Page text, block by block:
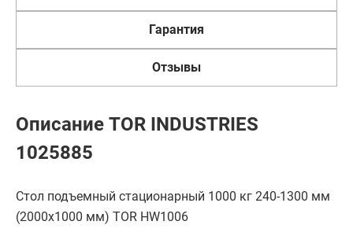
Гарантия
Отзывы
Описание TOR INDUSTRIES
1025885
Стол подъемный стационарный 1000 кг 240-1300 мм
(2000х1000 мм) TOR HW1006